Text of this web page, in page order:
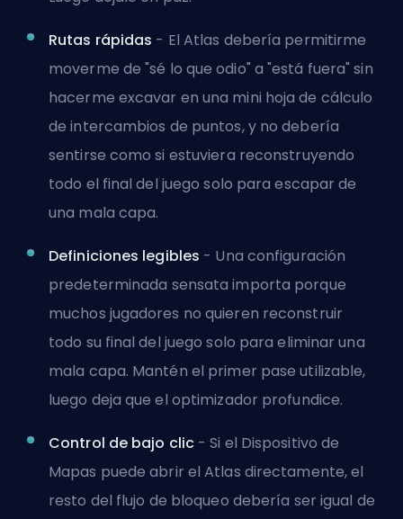
Rutas rápidas - El Atlas debería permitirme
moverme de "sé lo que odio" a "está fuera" sin
hacerme excavar en una mini hoja de cálculo
de intercambios de puntos, y no debería
sentirse como si estuviera reconstruyendo
todo el final del juego solo para escapar de
una mala capa.
Definiciones legibles - Una configuración
predeterminada sensata importa porque
muchos jugadores no quieren reconstruir
todo su final del juego solo para eliminar una
mala capa. Mantén el primer pase utilizable,
luego deja que el optimizador profundice.
Control de bajo clic - Si el Dispositivo de
Mapas puede abrir el Atlas directamente, el
resto del flujo de bloqueo debería ser igual de